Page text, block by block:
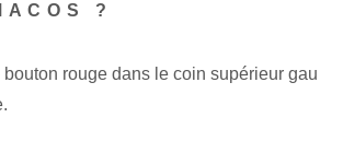
?
rouge dans le coin supérieur gau